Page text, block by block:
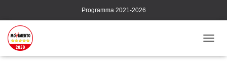
Programma 2021-2026
A